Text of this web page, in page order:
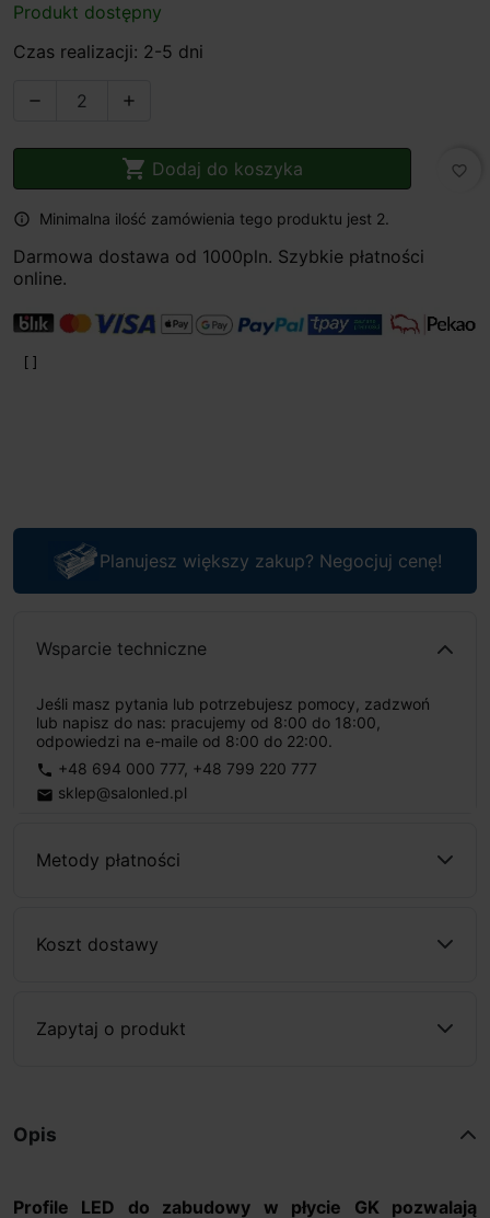
Produkt dostępny
Czas realizacji: 2-5 dni
 
 Dodaj do koszyka favorite_border
 Minimalna ilość zamówienia tego produktu jest 2.
Darmowa dostawa od 1000pln. Szybkie płatności
online.
Planujesz większy zakup? Negocjuj cenę!
Wsparcie techniczne
Jeśli masz pytania lub potrzebujesz pomocy, zadzwoń
lub napisz do nas: pracujemy od 8:00 do 18:00,
odpowiedzi na e-maile od 8:00 do 22:00.
phone +48 694 000 777, +48 799 220 777
email sklep@salonled.pl
Metody płatności
Koszt dostawy
Zapytaj o produkt
Opis
Profile LED do zabudowy w płycie GK pozwalają